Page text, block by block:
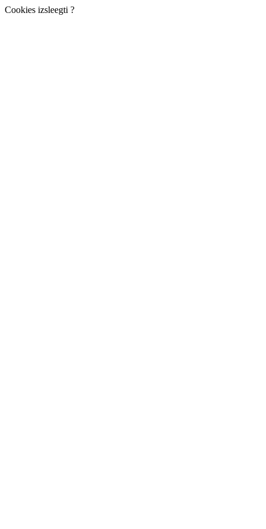
Cookies izsleegti ?